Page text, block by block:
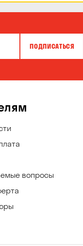
ПОДПИСАТЬСЯ
вопросы